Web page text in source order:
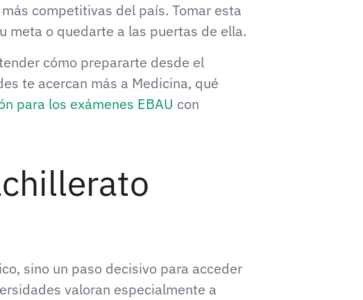
competitivas del país. Tomar esta
meta o quedarte a las puertas de ella.
cómo prepararte desde el
te acercan más a Medicina, qué
para los exámenes EBAU con
sino un paso decisivo para acceder
valoran especialmente a